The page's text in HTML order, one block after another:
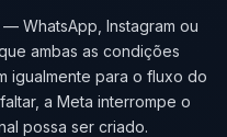
WhatsApp, Instagram ou
ambas as condições
igualmente para o fluxo do
a Meta interrompe o
possa ser criado.